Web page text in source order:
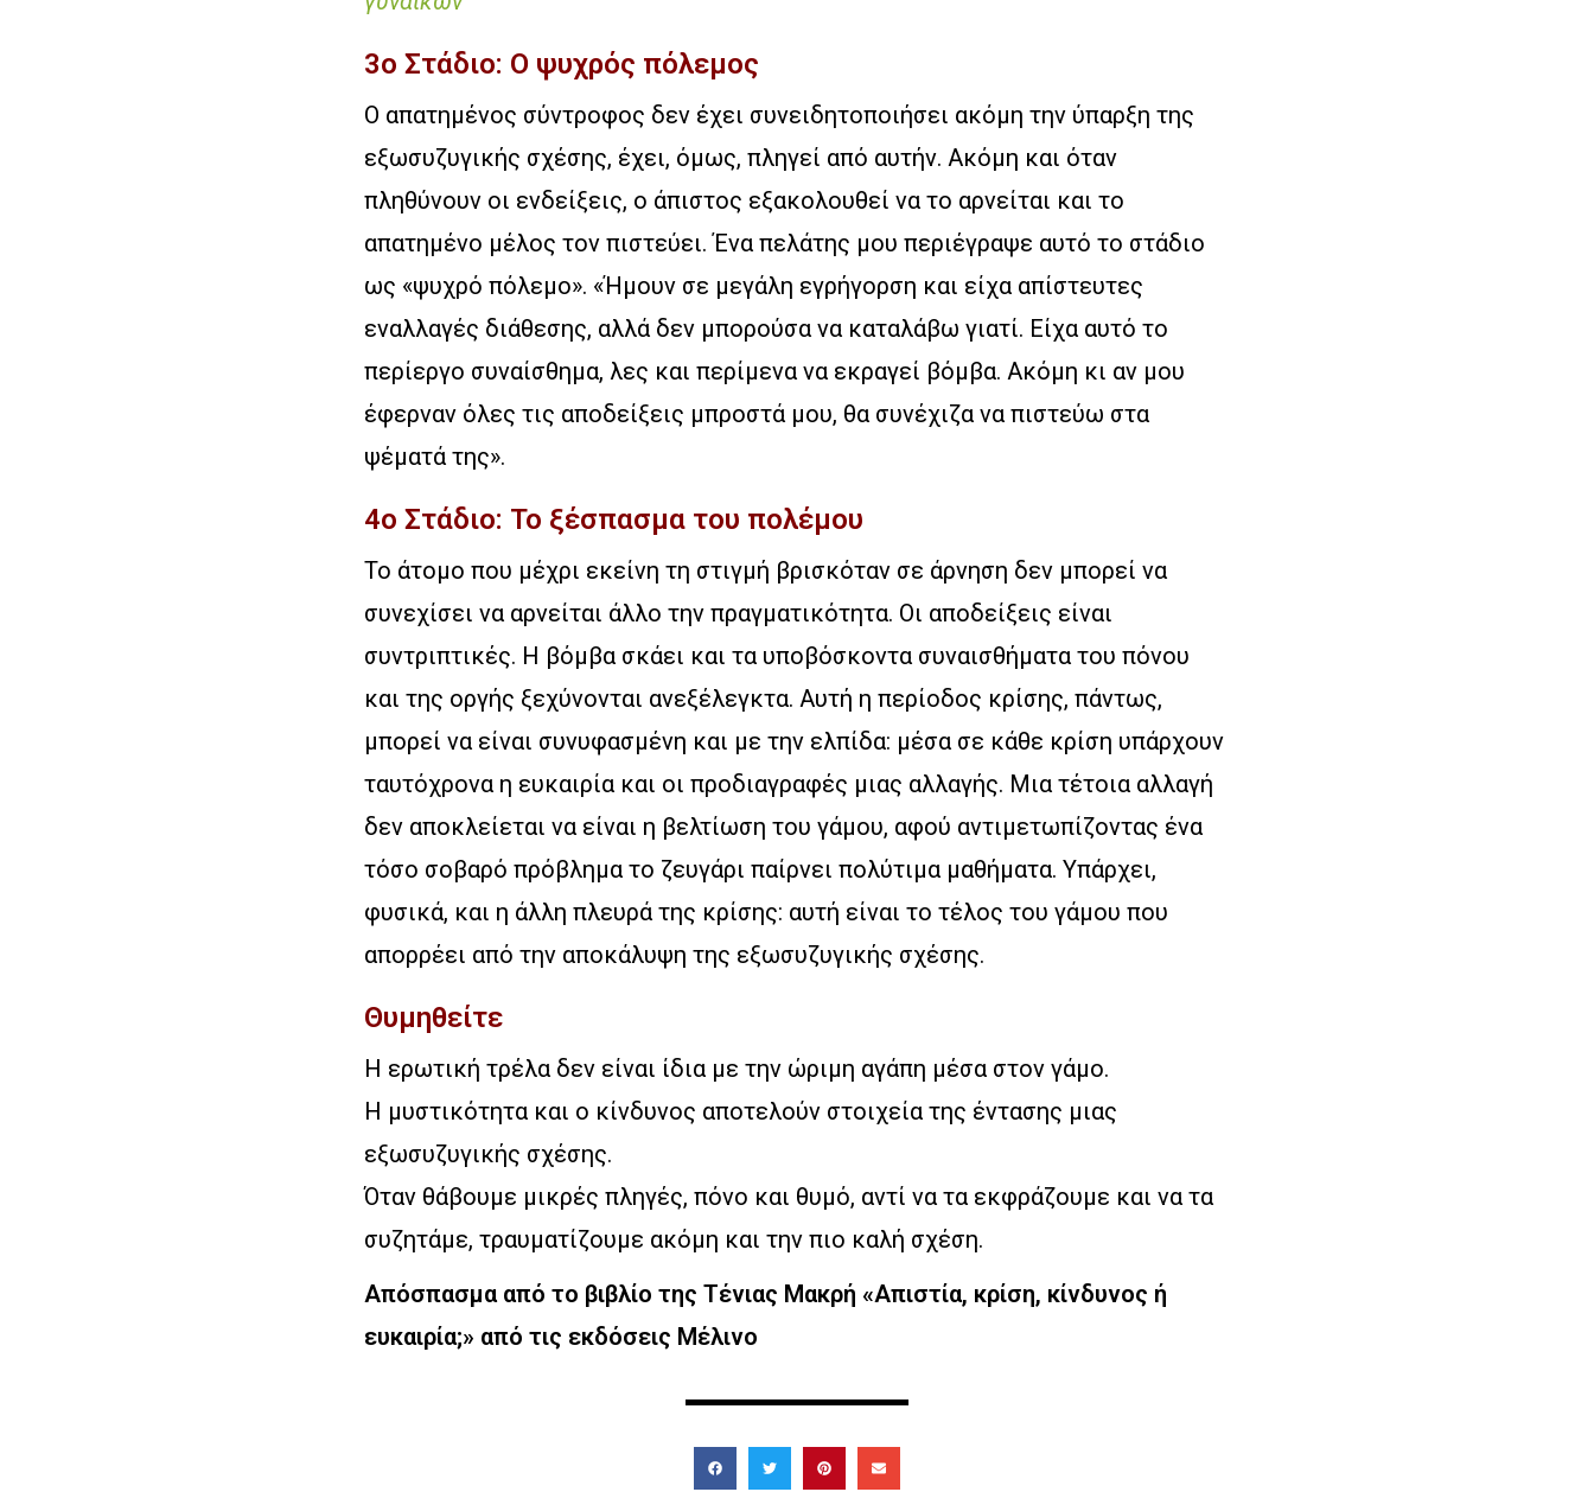
3ο Στάδιο: Ο ψυχρός πόλεμος
Ο απατημένος σύντροφος δεν έχει συνειδητοποιήσει ακόμη την ύπαρξη της
εξωσυζυγικής σχέσης, έχει, όμως, πληγεί από αυτήν. Ακόμη και όταν
πληθύνουν οι ενδείξεις, ο άπιστος εξακολουθεί να το αρνείται και το
απατημένο μέλος τον πιστεύει. Ένα πελάτης μου περιέγραψε αυτό το στάδιο
ως «ψυχρό πόλεμο». «Ήμουν σε μεγάλη εγρήγορση και είχα απίστευτες
εναλλαγές διάθεσης, αλλά δεν μπορούσα να καταλάβω γιατί. Είχα αυτό το
περίεργο συναίσθημα, λες και περίμενα να εκραγεί βόμβα. Ακόμη κι αν μου
έφερναν όλες τις αποδείξεις μπροστά μου, θα συνέχιζα να πιστεύω στα
ψέματά της».
4ο Στάδιο: Το ξέσπασμα του πολέμου
Το άτομο που μέχρι εκείνη τη στιγμή βρισκόταν σε άρνηση δεν μπορεί να
συνεχίσει να αρνείται άλλο την πραγματικότητα. Οι αποδείξεις είναι
συντριπτικές. Η βόμβα σκάει και τα υποβόσκοντα συναισθήματα του πόνου
και της οργής ξεχύνονται ανεξέλεγκτα. Αυτή η περίοδος κρίσης, πάντως,
μπορεί να είναι συνυφασμένη και με την ελπίδα: μέσα σε κάθε κρίση υπάρχουν
ταυτόχρονα η ευκαιρία και οι προδιαγραφές μιας αλλαγής. Μια τέτοια αλλαγή
δεν αποκλείεται να είναι η βελτίωση του γάμου, αφού αντιμετωπίζοντας ένα
τόσο σοβαρό πρόβλημα το ζευγάρι παίρνει πολύτιμα μαθήματα. Υπάρχει,
φυσικά, και η άλλη πλευρά της κρίσης: αυτή είναι το τέλος του γάμου που
απορρέει από την αποκάλυψη της εξωσυζυγικής σχέσης.
Θυμηθείτε
Η ερωτική τρέλα δεν είναι ίδια με την ώριμη αγάπη μέσα στον γάμο.
Η μυστικότητα και ο κίνδυνος αποτελούν στοιχεία της έντασης μιας
εξωσυζυγικής σχέσης.
Όταν θάβουμε μικρές πληγές, πόνο και θυμό, αντί να τα εκφράζουμε και να τα
συζητάμε, τραυματίζουμε ακόμη και την πιο καλή σχέση.
Απόσπασμα από το βιβλίο της Τένιας Μακρή «Απιστία, κρίση, κίνδυνος ή
ευκαιρία;» από τις εκδόσεις Μέλινο